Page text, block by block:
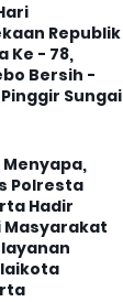
Republik
Ke - 78,
Bersih -
Sungai
Polresta
Hadir
Masyarakat